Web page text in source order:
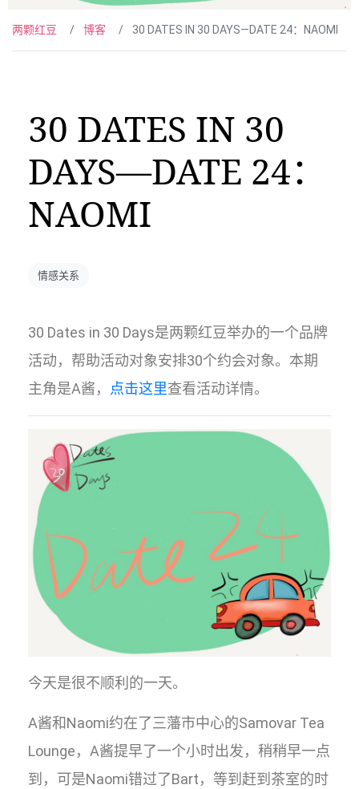
两颗红豆 博客 30 DATES IN 30 DAYS—DATE 24：NAOMI
30 DATES IN 30
DAYS—DATE 24：
NAOMI
情感关系
30 Dates in 30 Days是两颗红豆举办的一个品牌
活动，帮助活动对象安排30个约会对象。本期
主角是A酱， 点击这里查看活动详情。
今天是很不顺利的一天。
A酱和Naomi约在了三藩市中心的Samovar Tea
Lounge，A酱提早了一个小时出发，稍稍早一点
到，可是Naomi错过了Bart，等到赶到茶室的时